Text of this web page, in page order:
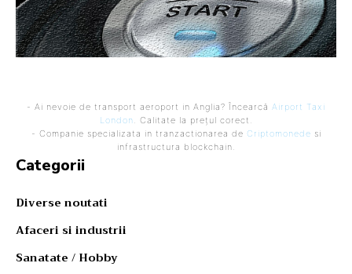
- Ai nevoie de transport aeroport in Anglia? Încearcă Airport Taxi
London . Calitate la prețul corect.
- Companie specializata in tranzactionarea de Criptomonede si
infrastructura blockchain.
Categorii
Diverse noutati
Afaceri si industrii
Sanatate / Hobby